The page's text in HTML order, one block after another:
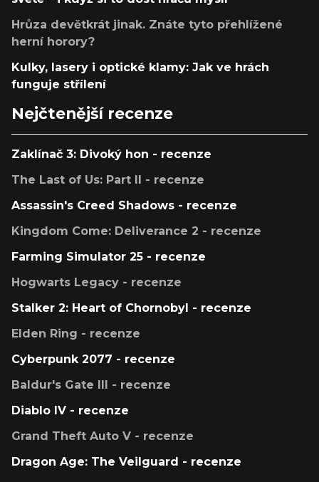
Hrůza devětkrát jinak. Znáte tyto přehlížené
herní horory?
Kulky, lasery i optické klamy: Jak ve hrách
funguje střílení
Nejčtenější recenze
Zaklínač 3: Divoký hon - recenze
The Last of Us: Part II - recenze
Assassin's Creed Shadows - recenze
Kingdom Come: Deliverance 2 - recenze
Farming Simulator 25 - recenze
Hogwarts Legacy - recenze
Stalker 2: Heart of Chornobyl - recenze
Elden Ring - recenze
Cyberpunk 2077 - recenze
Baldur's Gate III - recenze
Diablo IV - recenze
Grand Theft Auto V - recenze
Dragon Age: The Veilguard - recenze